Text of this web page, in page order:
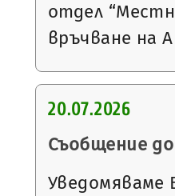
отдел
връчване на
20.07.2026
Съобщение
Уведомяваме